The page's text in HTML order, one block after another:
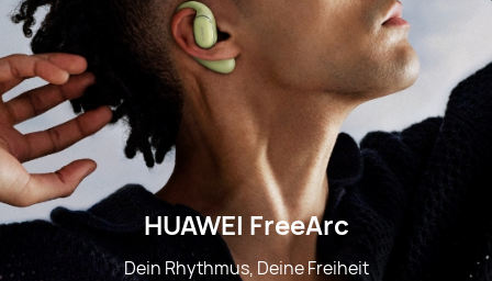
HUAWEI FreeArc
Dein Rhythmus, Deine Freiheit